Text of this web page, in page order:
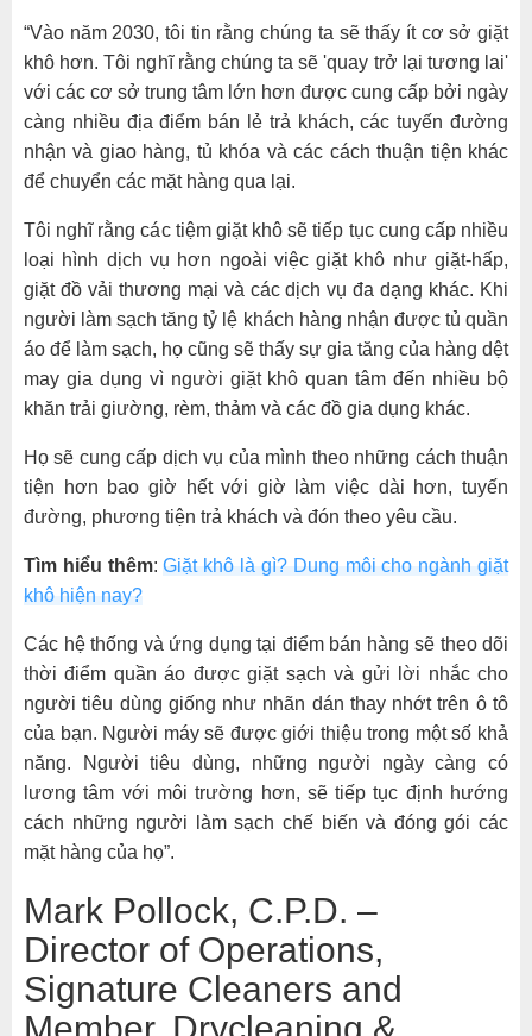
“Vào năm 2030, tôi tin rằng chúng ta sẽ thấy ít cơ sở giặt
khô hơn. Tôi nghĩ rằng chúng ta sẽ 'quay trở lại tương lai'
với các cơ sở trung tâm lớn hơn được cung cấp bởi ngày
càng nhiều địa điểm bán lẻ trả khách, các tuyến đường
nhận và giao hàng, tủ khóa và các cách thuận tiện khác
để chuyển các mặt hàng qua lại.
Tôi nghĩ rằng các tiệm giặt khô sẽ tiếp tục cung cấp nhiều
loại hình dịch vụ hơn ngoài việc giặt khô như giặt-hấp,
giặt đồ vải thương mại và các dịch vụ đa dạng khác. Khi
người làm sạch tăng tỷ lệ khách hàng nhận được tủ quần
áo để làm sạch, họ cũng sẽ thấy sự gia tăng của hàng dệt
may gia dụng vì người giặt khô quan tâm đến nhiều bộ
khăn trải giường, rèm, thảm và các đồ gia dụng khác.
Họ sẽ cung cấp dịch vụ của mình theo những cách thuận
tiện hơn bao giờ hết với giờ làm việc dài hơn, tuyến
đường, phương tiện trả khách và đón theo yêu cầu.
Tìm hiểu thêm:Giặt khô là gì? Dung môi cho ngành giặt
khô hiện nay?
Các hệ thống và ứng dụng tại điểm bán hàng sẽ theo dõi
thời điểm quần áo được giặt sạch và gửi lời nhắc cho
người tiêu dùng giống như nhãn dán thay nhớt trên ô tô
của bạn. Người máy sẽ được giới thiệu trong một số khả
năng. Người tiêu dùng, những người ngày càng có
lương tâm với môi trường hơn, sẽ tiếp tục định hướng
cách những người làm sạch chế biến và đóng gói các
mặt hàng của họ”.
Mark Pollock, C.P.D. –
Director of Operations,
Signature Cleaners and